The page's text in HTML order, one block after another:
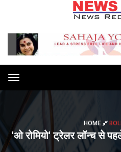
Toggle
navigation
HOME
'ओ रोमियो' ट्रेलर लॉन्च से